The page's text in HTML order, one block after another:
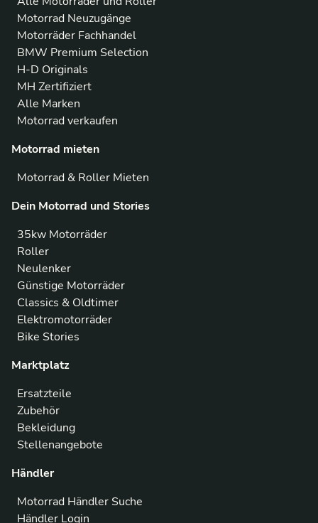
Motorrad Neuzugänge
Motorräder Fachhandel
BMW Premium Selection
H-D Originals
MH Zertifiziert
Alle Marken
Motorrad verkaufen
Motorrad mieten
Motorrad & Roller Mieten
Dein Motorrad und Stories
35kw Motorräder
Roller
Neulenker
Günstige Motorräder
Classics & Oldtimer
Elektromotorräder
Bike Stories
Marktplatz
Ersatzteile
Zubehör
Bekleidung
Stellenangebote
Händler
Motorrad Händler Suche
Händler Login